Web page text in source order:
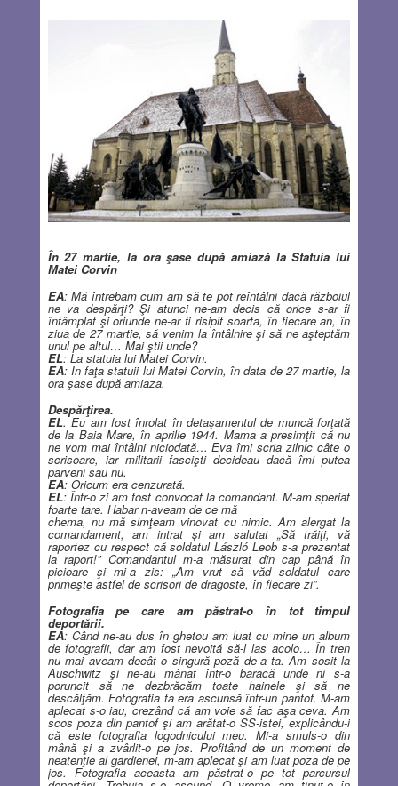
În 27 martie, la ora şase după amiază la Statuia lui
Matei Corvin
EA: Mă întrebam cum am să te pot reîntâlni dacă războiul
ne va despărţi? Şi atunci ne-am decis că orice s-ar fi
întâmplat şi oriunde ne-ar fi risipit soarta, în fiecare an, în
ziua de 27 martie, să venim la întâlnire şi să ne aşteptăm
unul pe altul… Mai ştii unde?
EL: La statuia lui Matei Corvin.
EA: În faţa statuii lui Matei Corvin, în data de 27 martie, la
ora şase după amiaza.
Despărţirea.
EL. Eu am fost înrolat în detaşamentul de muncă forţată
de la Baia Mare, în aprilie 1944. Mama a presimţit că nu
ne vom mai întâlni niciodată… Eva îmi scria zilnic câte o
scrisoare, iar militarii fascişti decideau dacă îmi putea
parveni sau nu.
EA: Oricum era cenzurată.
EL: Într-o zi am fost convocat la comandant. M-am speriat
foarte tare. Habar n-aveam de ce mă
chema, nu mă simţeam vinovat cu nimic. Am alergat la
comandament, am intrat şi am salutat „Să trăiţi, vă
raportez cu respect că soldatul László Leob s-a prezentat
la raport!” Comandantul m-a măsurat din cap până în
picioare şi mi-a zis: „Am vrut să văd soldatul care
primeşte astfel de scrisori de dragoste, în fiecare zi”.
Fotografia pe care am păstrat-o în tot timpul
deportării.
EA: Când ne-au dus în ghetou am luat cu mine un album
de fotografii, dar am fost nevoită să-l las acolo… În tren
nu mai aveam decât o singură poză de-a ta. Am sosit la
Auschwitz şi ne-au mânat într-o baracă unde ni s-a
poruncit să ne dezbrăcăm toate hainele şi să ne
descălţăm. Fotografia ta era ascunsă într-un pantof. M-am
aplecat s-o iau, crezând că am voie să fac aşa ceva. Am
scos poza din pantof şi am arătat-o SS-istei, explicându-i
că este fotografia logodnicului meu. Mi-a smuls-o din
mână şi a zvârlit-o pe jos. Profitând de un moment de
neatenţie al gardienei, m-am aplecat şi am luat poza de pe
jos. Fotografia aceasta am păstrat-o pe tot parcursul